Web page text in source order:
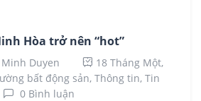
Hòa trở nên “hot”
Duyen
18 Tháng Một,
bất động sản, Thông tin, Tin
0 Bình luận